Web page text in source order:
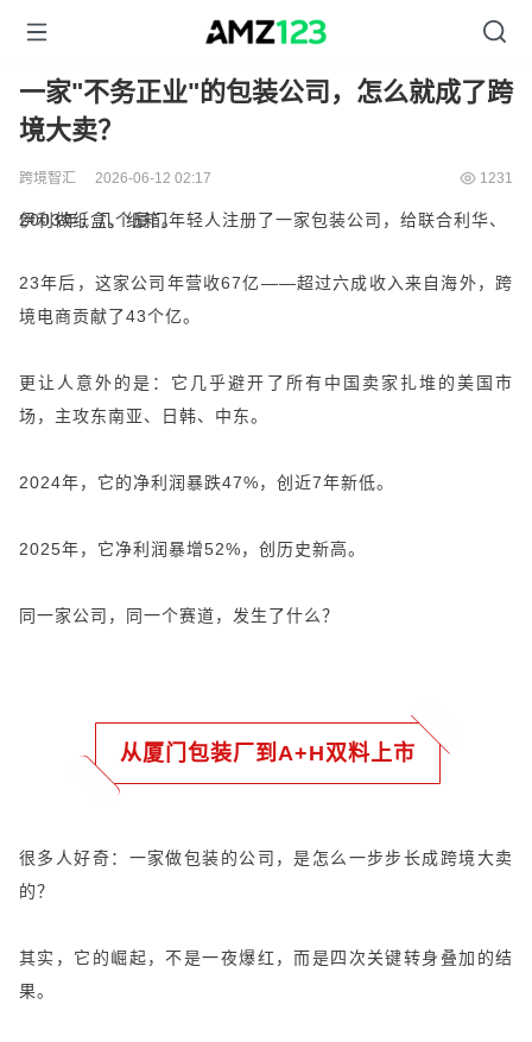
一家"不务正业"的包装公司，怎么就成了跨
境大卖？
跨境智汇 2026-06-12 02:17 1231
2003年，几个厦门年轻人注册了一家包装公司，给联合利华、伊利做纸盒、纸箱。
23年后，这家公司年营收67亿——超过六成收入来自海外，跨
境电商贡献了43个亿。
更让人意外的是：它几乎避开了所有中国卖家扎堆的美国市
场，主攻东南亚、日韩、中东。
2024年，它的净利润暴跌47%，创近7年新低。
2025年，它净利润暴增52%，创历史新高。
同一家公司，同一个赛道，发生了什么？
从厦门包装厂到A+H双料上市
很多人好奇：一家做包装的公司，是怎么一步步长成跨境大卖
的？
其实，它的崛起，不是一夜爆红，而是四次关键转身叠加的结
果。